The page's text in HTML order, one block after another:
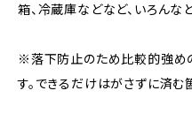
箱、冷蔵庫などなど、いろんな
※落下防止のため比較的強め
す。できるだけはがさずに済む